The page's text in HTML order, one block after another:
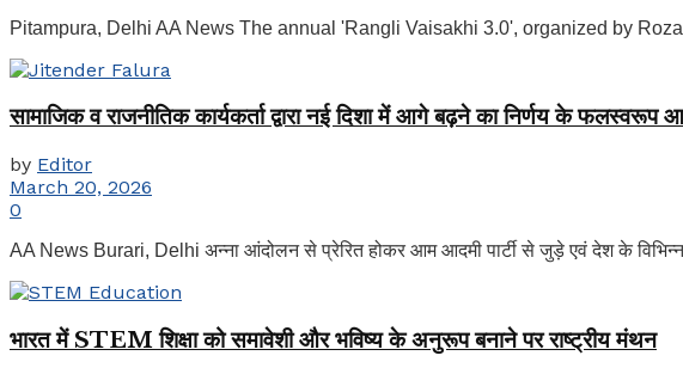
Pitampura, Delhi AA News The annual 'Rangli Vaisakhi 3.0', organized by
सामाजिक व राजनीतिक कार्यकर्ता द्वारा नई दिशा में आगे बढ़ने का निर्णय के फलस्वरूप
by Editor
March 20, 2026
0
AA News Burari, Delhi अन्ना आंदोलन से प्रेरित होकर आम आदमी पार्टी से जुड़े एवं देश के विभिन्न
भारत में STEM शिक्षा को समावेशी और भविष्य के अनुरूप बनाने पर राष्ट्रीय मंथन